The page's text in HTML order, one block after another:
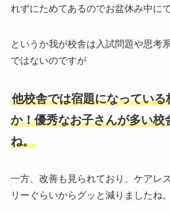
れずにためてあるのでお盆休み中に
というか我が校舎は入試問題や思考
ではないのですが
他校舎では宿題になっている
か！優秀なお子さんが多い校
ね。
一方、改善も見られており、ケアレ
リーぐらいからグッと減りましたね。